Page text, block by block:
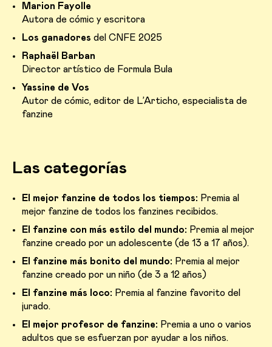
Marion Fayolle
Autora de cómic y escritora
Los ganadores del CNFE 2025
Raphaël Barban
Director artístico de Formula Bula
Yassine de Vos
Autor de cómic, editor de L’Articho, especialista de
fanzine
Las categorías
El mejor fanzine de todos los tiempos: Premia al
mejor fanzine de todos los fanzines recibidos.
El fanzine con más estilo del mundo: Premia al mejor
fanzine creado por un adolescente (de 13 a 17 años).
El fanzine más bonito del mundo: Premia al mejor
fanzine creado por un niño (de 3 a 12 años)
El fanzine más loco: Premia al fanzine favorito del
jurado.
El mejor profesor de fanzine: Premia a uno o varios
adultos que se esfuerzan por ayudar a los niños.